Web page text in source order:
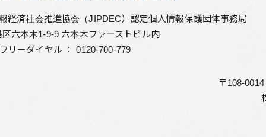
経済社会推進協会（JIPDEC）認定個人情報保護団体事務局
六本木1-9-9 六本木ファーストビル内
リーダイヤル ： 0120-700-779
〒108-